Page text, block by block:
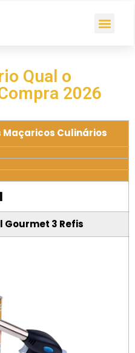
Qual o
2026
Maçaricos Culinários
3 Refis